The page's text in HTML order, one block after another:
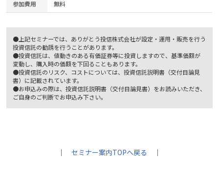
参加費用 無料
●上記セミナーでは、ありがとう投信株式会社が設定・運用・販売を行う
投資信託の勧誘を行うことがあります。
●投資信託は、値動きのある有価証券等に投資しますので、基準価額が
変動し、購入時の価額を下回ることもあります。
●投資信託のリスク、コストについては、投資信託説明書（交付目論見
書）に記載されています。
●お申込みの際は、投資信託説明書（交付目論見書）をお読みいただき、
ご自身のご判断でお申込み下さい。
｜セミナー案内TOPへ戻る ｜